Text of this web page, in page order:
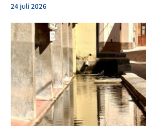
24 juli 2026